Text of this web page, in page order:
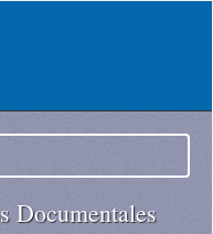
Documentales